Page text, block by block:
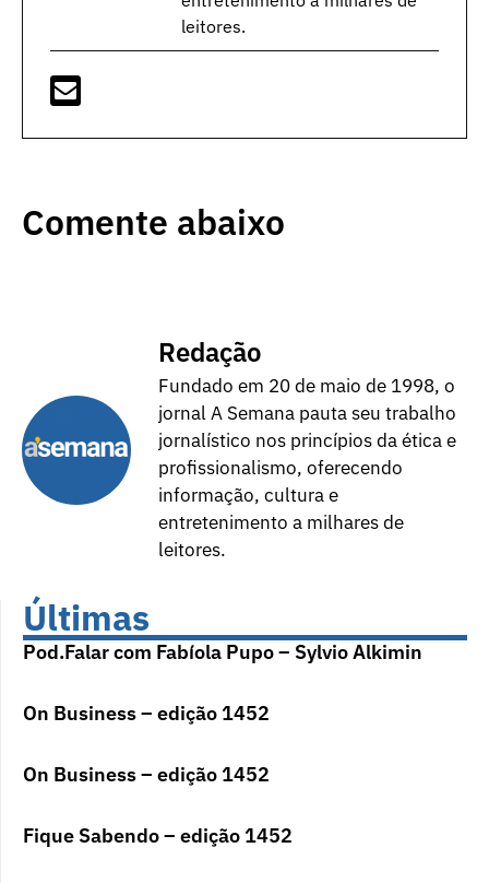
leitores.
Comente abaixo
Redação
Fundado em 20 de maio de 1998, o
jornal A Semana pauta seu trabalho
jornalístico nos princípios da ética e
profissionalismo, oferecendo
informação, cultura e
entretenimento a milhares de
leitores.
Últimas
Pod.Falar com Fabíola Pupo – Sylvio Alkimin
On Business – edição 1452
On Business – edição 1452
Fique Sabendo – edição 1452